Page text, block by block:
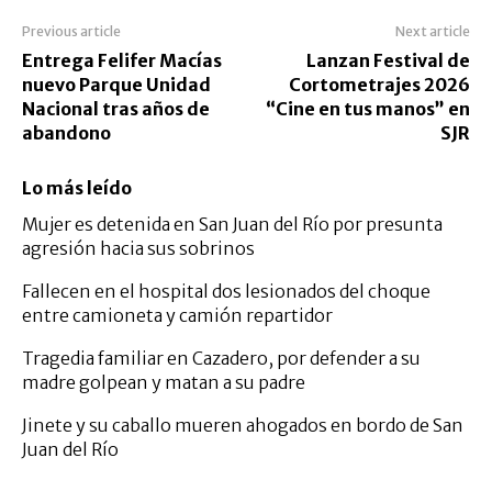
Previous article
Entrega Felifer Macías
nuevo Parque Unidad
Nacional tras años de
abandono
Next article
Lanzan Festival de
Cortometrajes 2026
“Cine en tus manos” en
SJR
Lo más leído
Mujer es detenida en San Juan del Río por presunta
agresión hacia sus sobrinos
Fallecen en el hospital dos lesionados del choque
entre camioneta y camión repartidor
Tragedia familiar en Cazadero, por defender a su
madre golpean y matan a su padre
Jinete y su caballo mueren ahogados en bordo de San
Juan del Río